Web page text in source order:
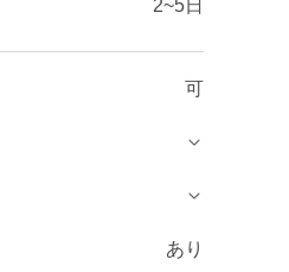
2~5日
可
あり